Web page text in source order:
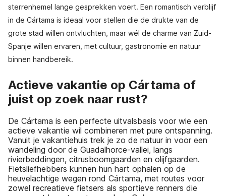
sterrenhemel lange gesprekken voert. Een romantisch verblijf
in de Cártama is ideaal voor stellen die de drukte van de
grote stad willen ontvluchten, maar wél de charme van Zuid-
Spanje willen ervaren, met cultuur, gastronomie en natuur
binnen handbereik.
Actieve vakantie op Cártama of
juist op zoek naar rust?
De Cártama is een perfecte uitvalsbasis voor wie een
actieve vakantie wil combineren met pure ontspanning.
Vanuit je vakantiehuis trek je zo de natuur in voor een
wandeling door de Guadalhorce-vallei, langs
rivierbeddingen, citrusboomgaarden en olijfgaarden.
Fietsliefhebbers kunnen hun hart ophalen op de
heuvelachtige wegen rond Cártama, met routes voor
zowel recreatieve fietsers als sportieve renners die